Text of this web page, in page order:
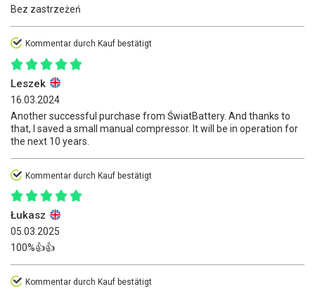
Bez zastrzeżeń
Kommentar durch Kauf bestätigt
Leszek
16.03.2024
Another successful purchase from ŚwiatBattery. And thanks to
that, I saved a small manual compressor. It will be in operation for
the next 10 years.
Kommentar durch Kauf bestätigt
Łukasz
05.03.2025
100%👍👍
Kommentar durch Kauf bestätigt